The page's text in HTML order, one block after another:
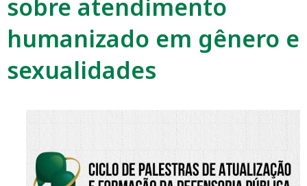
sobre atendimento
humanizado em gênero e
sexualidades